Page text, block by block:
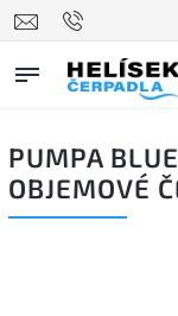
PUMPA
OBJEMOVÉ